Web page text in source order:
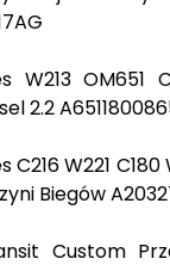
W213 OM651
2.2
C216 W221
Biegów
Custom